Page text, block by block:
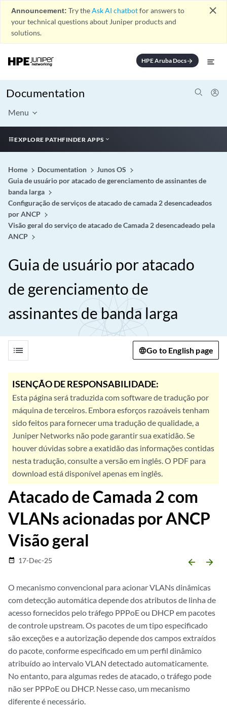
Announcement: Try theAsk AI chatbotfor answers to
your technical questions about Juniper products and
solutions.
close
HPE Aruba Docsarrow_forward
Documentation
Menu
EXPLORE PATHFINDER APPS
Home Documentation
Junos OS
Guia de usuário por atacado de gerenciamento de assinantes de
banda larga
Configuração de serviços de atacado de camada 2 desencadeados
por ANCP
Visão geral do serviço de atacado de Camada 2 desencadeado pela
ANCP
Guia de usuário por atacado
de gerenciamento de
assinantes de banda larga
list Go to English page
ISENÇÃO DE RESPONSABILIDADE:
Esta página será traduzida com software de tradução por
máquina de terceiros. Embora esforços razoáveis tenham
sido feitos para fornecer uma tradução de qualidade, a
Juniper Networks não pode garantir sua exatidão. Se
houver dúvidas sobre a exatidão das informações contidas
nesta tradução, consulte a versão em inglês. O PDF para
download está disponível apenas em inglês.
Atacado de Camada 2 com
VLANs acionadas por ANCP
Visão geral
date_range 17-Dec-25 arrow_backward arrow_forward
O mecanismo convencional para acionar VLANs dinâmicas
com detecção automática depende dos atributos de linha de
acesso fornecidos pelo tráfego PPPoE ou DHCP em pacotes
de controle upstream. Os pacotes de um tipo especificado
são exceções e a autorização depende dos campos extraídos
do pacote, conforme especificado em um perfil dinâmico
atribuído ao intervalo VLAN detectado automaticamente.
No entanto, para algumas redes de atacado, o tráfego pode
não ser PPPoE ou DHCP. Nesse caso, um mecanismo
diferente é necessário.